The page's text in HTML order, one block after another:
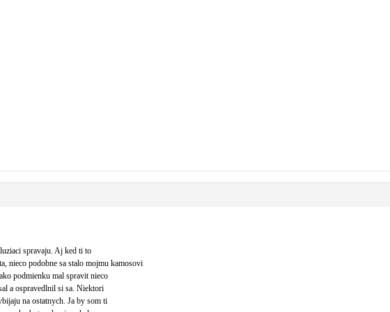
spravaju. Aj ked ti to
nieco podobne sa stalo mojmu kamosovi
podmienku mal spravit nieco
a ospravedlnil si sa. Niektori
na ostatnych. Ja by som ti